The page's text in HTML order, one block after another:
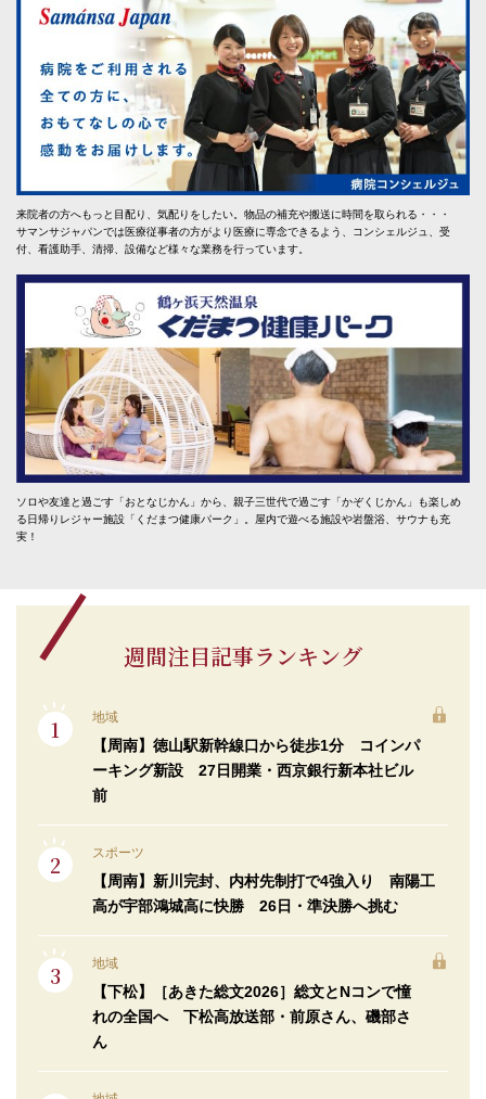
来院者の方へもっと目配り、気配りをしたい。物品の補充や搬送に時間を取られる・・・
サマンサジャパンでは医療従事者の方がより医療に専念できるよう、コンシェルジュ、受
付、看護助手、清掃、設備など様々な業務を行っています。
ソロや友達と過ごす「おとなじかん」から、親子三世代で過ごす「かぞくじかん」も楽しめ
る日帰りレジャー施設「くだまつ健康パーク」。屋内で遊べる施設や岩盤浴、サウナも充
実！
週間注目記事ランキング
地域
【周南】徳山駅新幹線口から徒歩1分 コインパ
ーキング新設 27日開業・西京銀行新本社ビル
前
スポーツ
【周南】新川完封、内村先制打で4強入り 南陽工
高が宇部鴻城高に快勝 26日・準決勝へ挑む
地域
【下松】［あきた総文2026］総文とNコンで憧
れの全国へ 下松高放送部・前原さん、磯部さ
ん